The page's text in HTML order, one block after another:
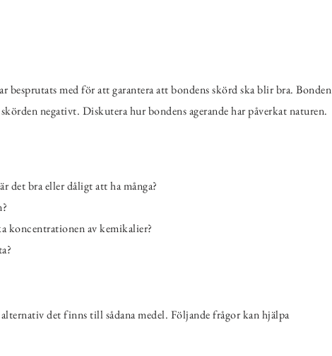
besprutats med för att garantera att bondens skörd ska blir bra. Bonden
negativt. Diskutera hur bondens agerande har påverkat naturen.
det bra eller dåligt att ha många?
koncentrationen av kemikalier?
det finns till sådana medel. Följande frågor kan hjälpa